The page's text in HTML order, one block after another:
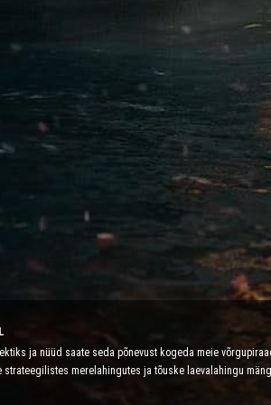
ja nüüd saate seda põnevust kogeda meie
merelahingutes ja tõuske laevalahingu